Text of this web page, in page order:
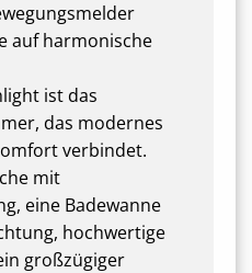
auf harmonische
ist das
das modernes
verbindet.
mit
eine Badewanne
hochwertige
großzügiger